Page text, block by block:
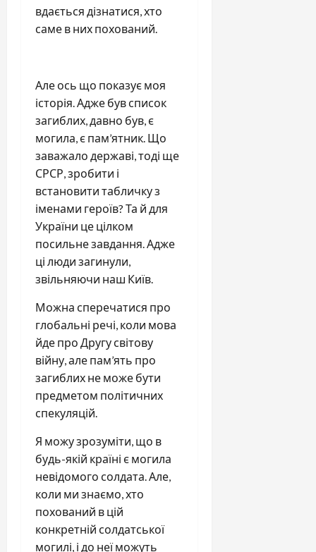
вдається дізнатися, хто
саме в них похований.
Але ось що показує моя
історія. Адже був список
загиблих, давно був, є
могила, є пам’ятник. Що
заважало державі, тоді ще
СРСР, зробити і
встановити табличку з
іменами героїв? Та й для
України це цілком
посильне завдання. Адже
ці люди загинули,
звільняючи наш Київ.
Можна сперечатися про
глобальні речі, коли мова
йде про Другу світову
війну, але пам’ять про
загиблих не може бути
предметом політичних
спекуляцій.
Я можу зрозуміти, що в
будь-якій країні є могила
невідомого солдата. Але,
коли ми знаємо, хто
похований в цій
конкретній солдатської
могилі, і до неї можуть